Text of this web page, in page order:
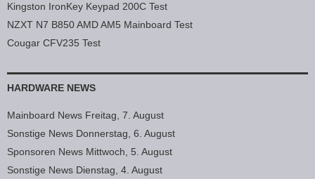
Kingston IronKey Keypad 200C Test
NZXT N7 B850 AMD AM5 Mainboard Test
Cougar CFV235 Test
HARDWARE NEWS
Mainboard News Freitag, 7. August
Sonstige News Donnerstag, 6. August
Sponsoren News Mittwoch, 5. August
Sonstige News Dienstag, 4. August